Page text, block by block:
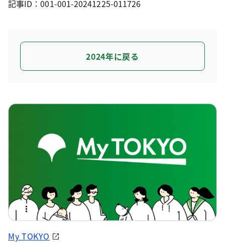
記事ID：001-001-20241225-011726
2024年に戻る
My TOKYO